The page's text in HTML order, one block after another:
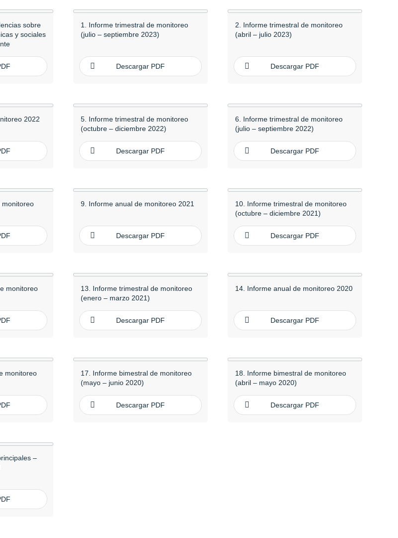
sobre
y sociales
1. Informe trimestral de monitoreo
(julio – septiembre 2023)
Descargar PDF
2. Informe trimestral de monitoreo
(abril – julio 2023)
Descargar PDF
2022
5. Informe trimestral de monitoreo
(octubre – diciembre 2022)
Descargar PDF
6. Informe trimestral de monitoreo
(julio – septiembre 2022)
Descargar PDF
monitoreo
9. Informe anual de monitoreo 2021
Descargar PDF
10. Informe trimestral de monitoreo
(octubre – diciembre 2021)
Descargar PDF
monitoreo
13. Informe trimestral de monitoreo
(enero – marzo 2021)
Descargar PDF
14. Informe anual de monitoreo 2020
Descargar PDF
monitoreo
17. Informe bimestral de monitoreo
(mayo – junio 2020)
Descargar PDF
18. Informe bimestral de monitoreo
(abril – mayo 2020)
Descargar PDF
–